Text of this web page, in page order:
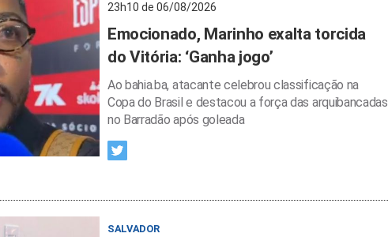
23h10 de 06/08/2026
Emocionado, Marinho exalta torcida
do Vitória: ‘Ganha jogo’
Ao bahia.ba, atacante celebrou classificação na
Copa do Brasil e destacou a força das arquibancadas
no Barradão após goleada
SALVADOR